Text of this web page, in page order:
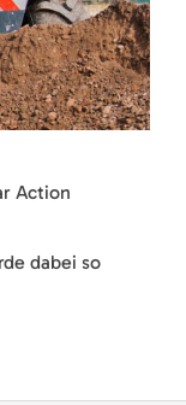
Action
dabei so